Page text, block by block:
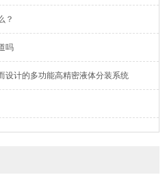
？
吗
设计的多功能高精密液体分装系统